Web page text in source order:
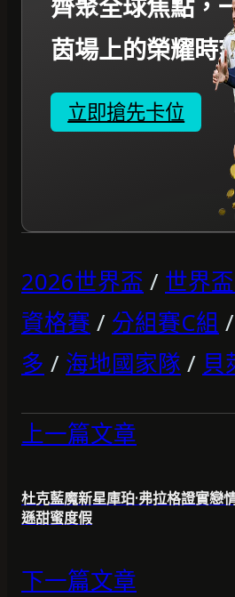
齊聚全球焦點，
茵場上的榮耀時
立即搶先卡位
2026世界盃 / 世界
資格賽 / 分組賽C組 /
多 / 海地國家隊 / 貝
上一篇文章
杜克藍魔新星庫珀·弗拉格證實戀
遜甜蜜度假
下一篇文章